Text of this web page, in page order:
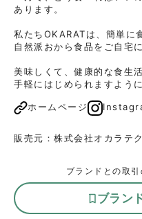
あります。
私たちOKARATは、簡単に
自然派おから食品をご自宅
美味しくて、健康的な食生
手軽にはじめられますように
ホームページ
販売元： 株式会社オカラテ
ブランドとの取
ブラン